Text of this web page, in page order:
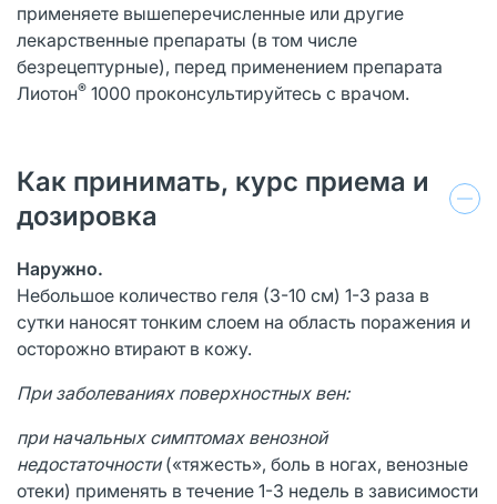
применяете вышеперечисленные или другие
лекарственные препараты (в том числе
безрецептурные), перед применением препарата
Лиотон® 1000 проконсультируйтесь с врачом.
Как принимать, курс приема и
дозировка
Наружно.
Небольшое количество геля (3-10 см) 1-3 раза в
сутки наносят тонким слоем на область поражения и
осторожно втирают в кожу.
При заболеваниях поверхностных вен:
при начальных симптомах венозной
недостаточности(«тяжесть», боль в ногах, венозные
отеки) применять в течение 1-3 недель в зависимости